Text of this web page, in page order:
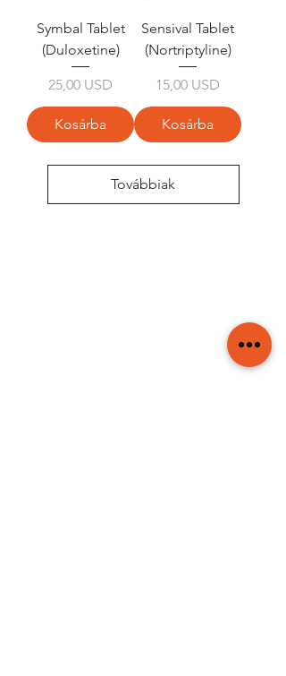
Symbal Tablet
(Duloxetine)
Ár
25,00 USD
Kosárba
Sensival Tablet
(Nortriptyline)
Ár
15,00 USD
Kosárba
Továbbiak